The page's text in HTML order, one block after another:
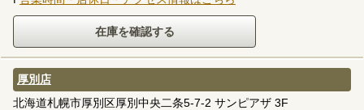
厚別店
北海道札幌市厚別区厚別中央二条5-7-2 サンピアザ 3F